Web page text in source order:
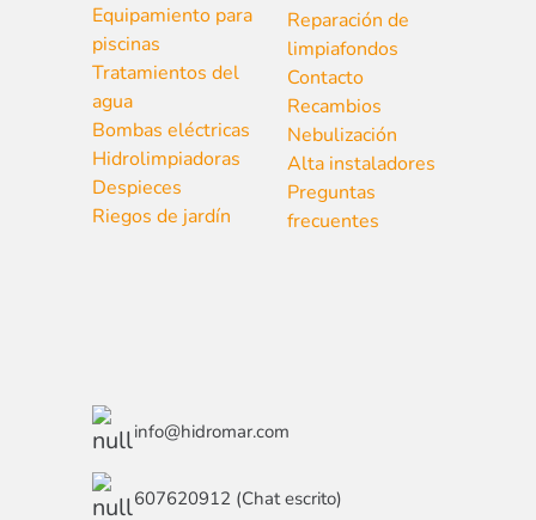
Equipamiento para
piscinas
Tratamientos del
agua
Bombas eléctricas
Hidrolimpiadoras
Despieces
Riegos de jardín
Reparación de
limpiafondos
Contacto
Recambios
Nebulización
Alta instaladores
Preguntas
frecuentes
info@hidromar.com
607620912 (Chat escrito)